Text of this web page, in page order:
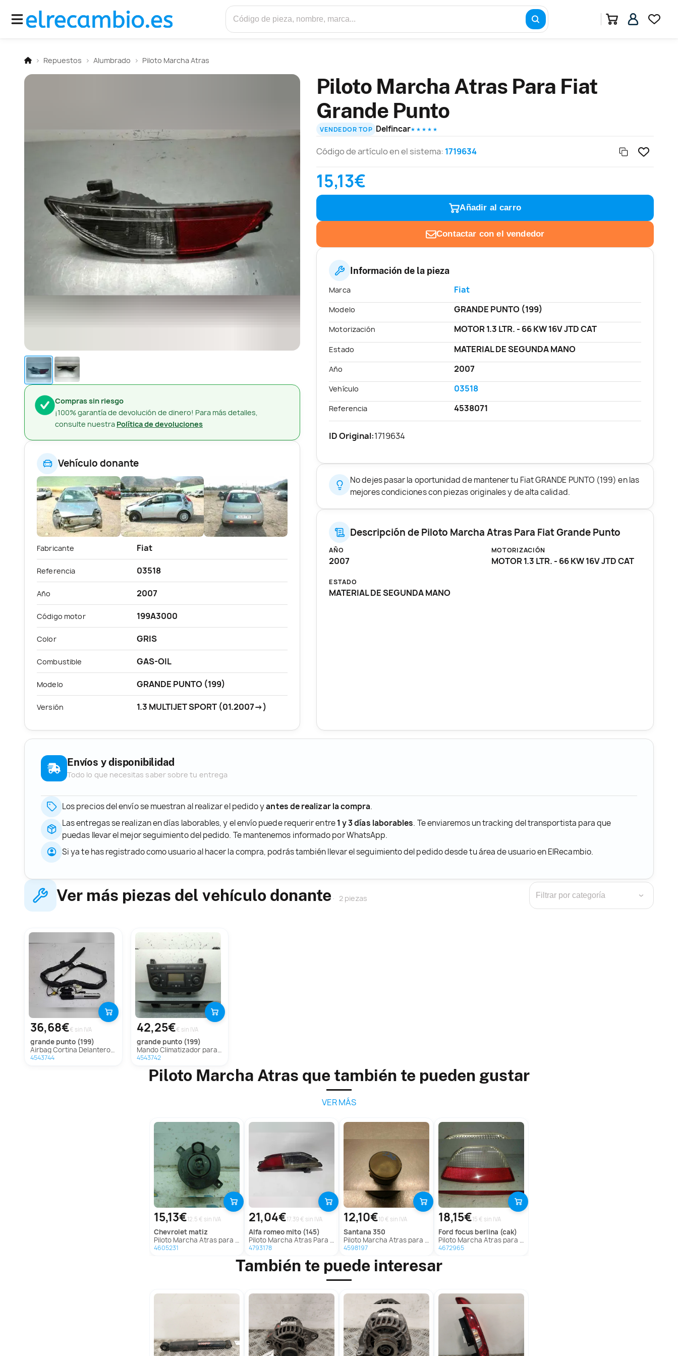
Repuestos Alumbrado Piloto Marcha Atras
Compras sin riesgo
¡100% garantía de devolución de dinero! Para más detalles,
consulte nuestra Política de devoluciones
Vehículo donante
Fabricante Fiat
Referencia 03518
Año 2007
Código motor 199A3000
Color GRIS
Combustible GAS-OIL
Modelo GRANDE PUNTO (199)
Versión 1.3 MULTIJET SPORT (01.2007->)
Piloto Marcha Atras Para Fiat
Grande Punto
VENDEDOR TOP Delfincar★ ★ ★ ★ ★
Código de artículo en el sistema: 1719634
15,13€
Añadir al carro
Contactar con el vendedor
Información de la pieza
Marca Fiat
Modelo GRANDE PUNTO (199)
Motorización MOTOR 1.3 LTR. - 66 KW 16V JTD CAT
Estado MATERIAL DE SEGUNDA MANO
Año 2007
Vehículo 03518
Referencia 4538071
ID Original:1719634
No dejes pasar la oportunidad de mantener tu Fiat GRANDE PUNTO (199) en las
mejores condiciones con piezas originales y de alta calidad.
Descripción de Piloto Marcha Atras Para Fiat Grande Punto
AÑO
2007
MOTORIZACIÓN
MOTOR 1.3 LTR. - 66 KW 16V JTD CAT
ESTADO
MATERIAL DE SEGUNDA MANO
Envíos y disponibilidad
Todo lo que necesitas saber sobre tu entrega
Los precios del envío se muestran al realizar el pedido yantes de realizar la compra.
Las entregas se realizan en días laborables, y el envío puede requerir entre1 y 3 días laborables. Te enviaremos un tracking del transportista para que
puedas llevar el mejor seguimiento del pedido. Te mantenemos informado por WhatsApp.
Si ya te has registrado como usuario al hacer la compra, podrás también llevar el seguimiento del pedido desde tu área de usuario en ElRecambio.
Ver más piezas del vehículo donante 2 piezas ›
36,68€€ sin IVA
grande punto (199)
Airbag Cortina Delantero Derecho Para Fiat Grande Punto
4543744
42,25€€ sin IVA
grande punto (199)
Mando Climatizador para Fiat Grande Punto (199)
4543742
Piloto Marcha Atras que también te pueden gustar
VER MÁS
15,13€12.5 € sin IVA
chevrolet matiz
Piloto Marcha Atras para Chevrolet Matiz
4605231
21,04€17.39 € sin IVA
alfa romeo mito (145)
Piloto Marcha Atras Para Alfa Romeo Mito
4793178
12,10€10 € sin IVA
santana 350
Piloto Marcha Atras para Santana 350
4598197
18,15€15 € sin IVA
ford focus berlina (cak)
Piloto Marcha Atras para Ford Focus Berlina (Cak)
4672965
También te puede interesar